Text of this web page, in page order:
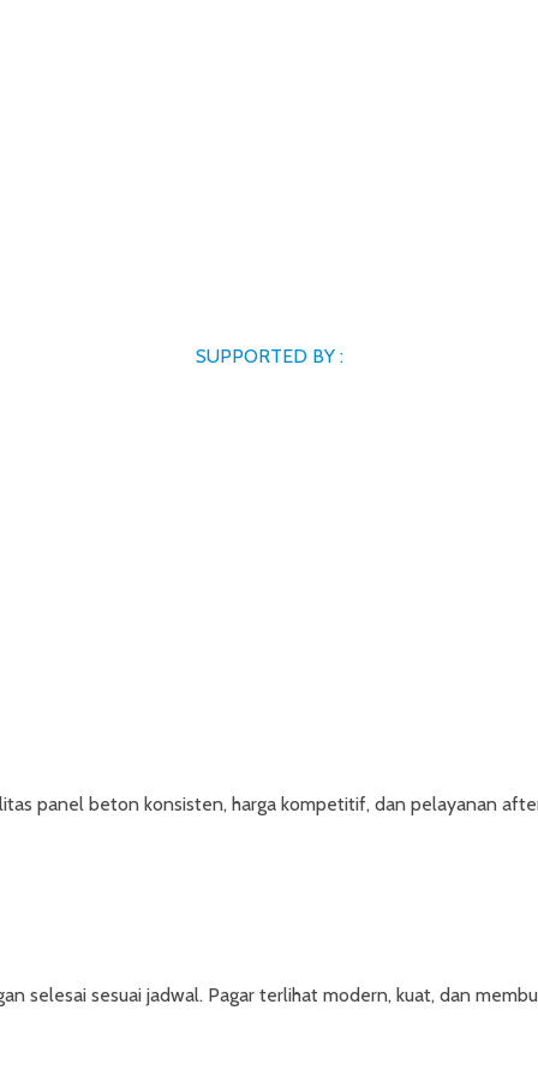
SUPPORTED BY :
panel beton konsisten, harga kompetitif, dan pelayanan
selesai sesuai jadwal. Pagar terlihat modern, kuat, dan